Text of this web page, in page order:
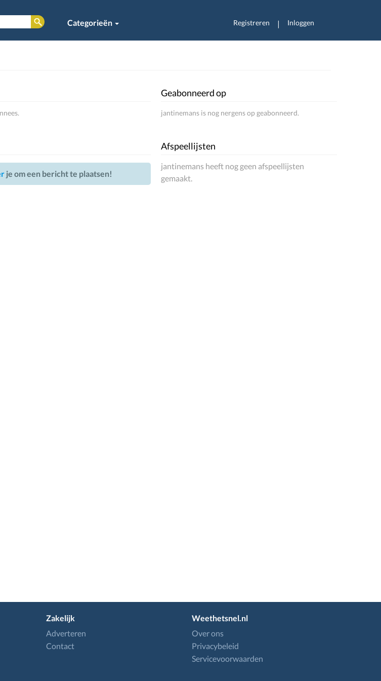
Categorieën Registreren | Inloggen
je om een bericht te plaatsen!
Geabonneerd op
jantinemans is nog nergens op geabonneerd.
Afspeellijsten
jantinemans heeft nog geen afspeellijsten
gemaakt.
Zakelijk
Adverteren
Contact
Weethetsnel.nl
Over ons
Privacybeleid
Servicevoorwaarden